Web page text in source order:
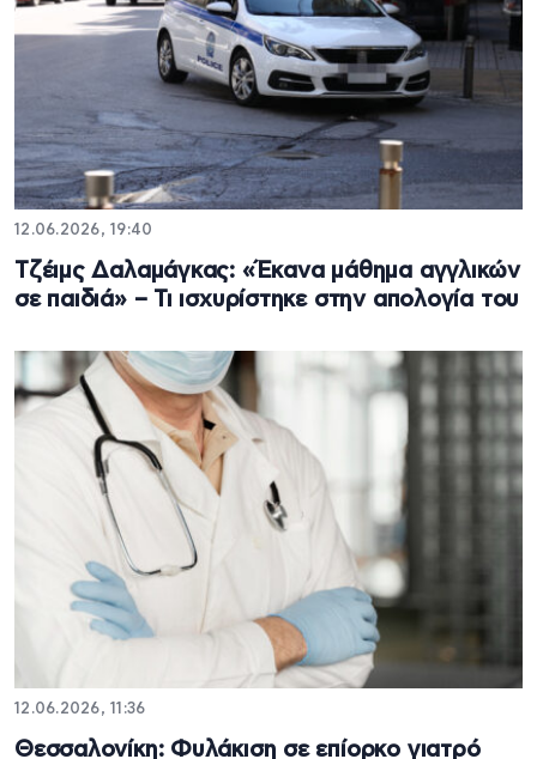
12.06.2026, 19:40
Τζέιμς Δαλαμάγκας: «Έκανα μάθημα αγγλικών
σε παιδιά» – Τι ισχυρίστηκε στην απολογία του
12.06.2026, 11:36
Θεσσαλονίκη: Φυλάκιση σε επίορκο γιατρό